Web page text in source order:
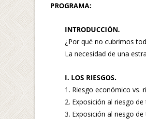
PROGRAMA:
INTRODUCCIÓN.
¿Por qué no cubrimos
La necesidad de una
I. LOS RIESGOS.
1. Riesgo económico vs.
2. Exposición al riesgo
3. Exposición al riesgo